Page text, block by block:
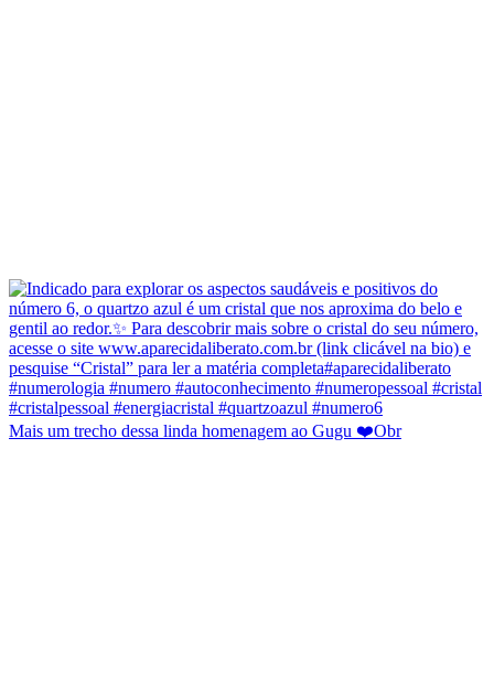
Mais um trecho dessa linda homenagem ao Gugu ❤️Obr